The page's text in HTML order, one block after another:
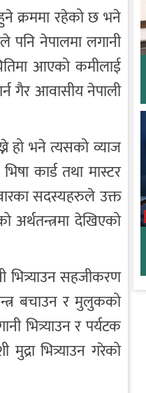
क्रममा रहेको छ भने
पनि नेपालमा लगानी
आएको कमीलाई
गैर आवासीय नेपाली
हो भने त्यसको व्याज
कार्ड तथा मास्टर
सदस्यहरुले उक्त
देखिएको
भित्र्याउन सहजीकरण
बचाउन र मुलुकको
भित्र्याउन र पर्यटक
भित्र्याउन गरेको